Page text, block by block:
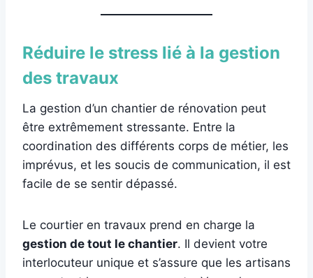
Réduire le stress lié à la gestion
des travaux
La gestion d’un chantier de rénovation peut
être extrêmement stressante. Entre la
coordination des différents corps de métier, les
imprévus, et les soucis de communication, il est
facile de se sentir dépassé.
Le courtier en travaux prend en charge la
gestion de tout le chantier. Il devient votre
interlocuteur unique et s’assure que les artisans